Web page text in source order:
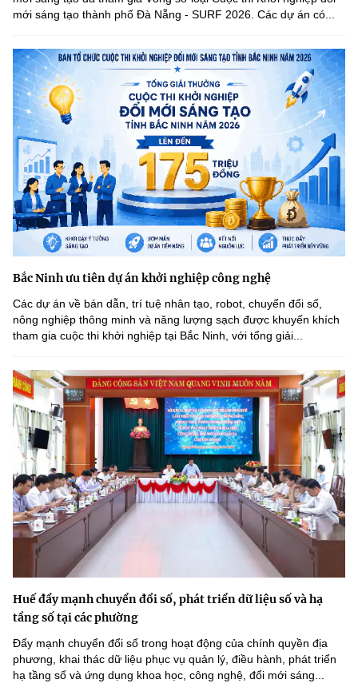
mới sáng tạo thành phố Đà Nẵng - SURF 2026. Các dự án có...
Bắc Ninh ưu tiên dự án khởi nghiệp công nghệ
Các dự án về bán dẫn, trí tuệ nhân tạo, robot, chuyển đổi số,
nông nghiệp thông minh và năng lượng sạch được khuyến khích
tham gia cuộc thi khởi nghiệp tại Bắc Ninh, với tổng giải...
Huế đẩy mạnh chuyển đổi số, phát triển dữ liệu số và hạ
tầng số tại các phường
Đẩy mạnh chuyển đổi số trong hoạt động của chính quyền địa
phương, khai thác dữ liệu phục vụ quản lý, điều hành, phát triển
hạ tầng số và ứng dụng khoa học, công nghệ, đổi mới sáng...